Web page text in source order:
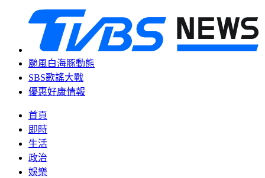
颱風白海豚動態
SBS歌謠大戰
優惠好康情報
首頁
即時
生活
政治
娛樂